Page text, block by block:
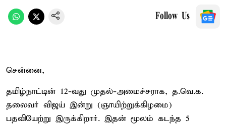
Follow Us
சென்னை,
தமிழ்நாட்டின் 12-வது முதல்-அமைச்சராக, த.வெ.க.
தலைவர் விஜய் இன்று (ஞாயிற்றுக்கிழமை)
பதவியேற்று இருக்கிறார். இதன் மூலம் கடந்த 5